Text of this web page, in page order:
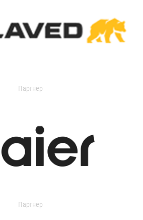
Партнер
Партнер